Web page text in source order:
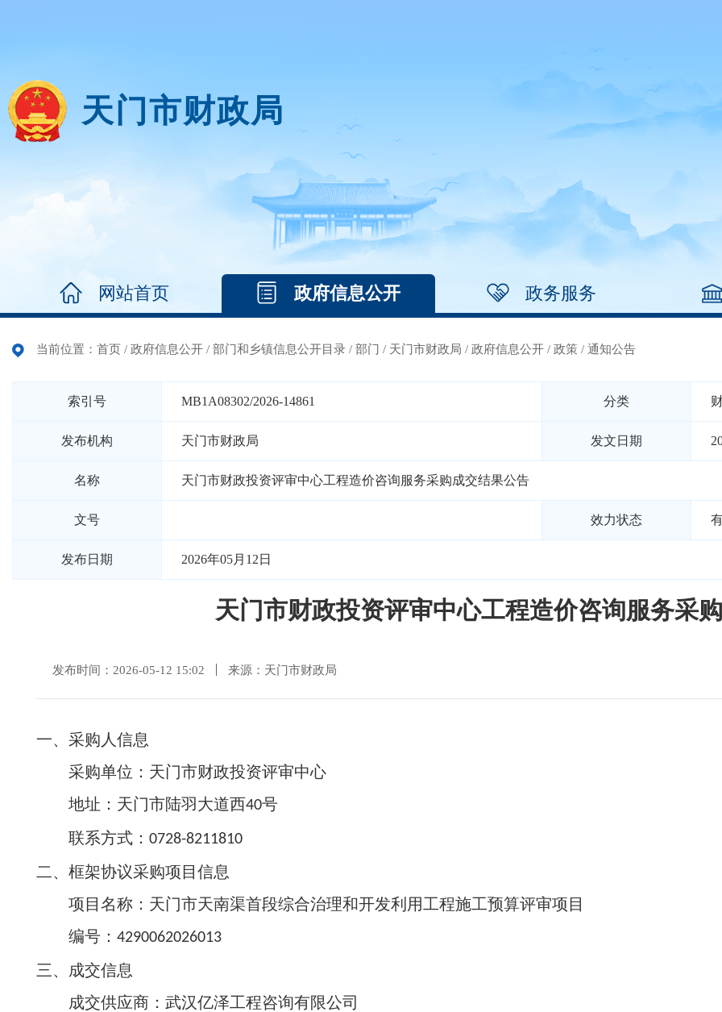
天门市财政局
网站首页 政府信息公开 政务服务
当前位置： 首页 / 政府信息公开 / 部门和乡镇信息公开目录 / 部门 / 天门市财政局 / 政府信息公开 / 政策 / 通知公告
索引号 MB1A08302/2026-14861 分类
发布机构 天门市财政局 发文日期
名称 天门市财政投资评审中心工程造价咨询服务采购成交结果公告
文号 效力状态
发布日期 2026年05月12日
天门市财政投资评审中心工程造价咨询服务采
发布时间：2026-05-12 15:02 来源：天门市财政局
一、采购人信息
采购单位：天门市财政投资评审中心
地址：天门市陆羽大道西40号
联系方式： 0728-8211810
二、框架协议采购项目信息
项目名称：天门市天南渠首段综合治理和开发利用工程施工预算评审项目
编号： 4290062026013
三、成交信息
成交供应商：武汉亿泽工程咨询有限公司